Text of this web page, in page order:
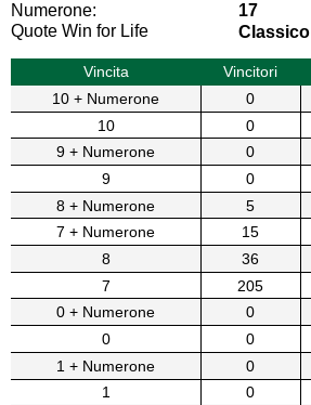
Numerone:
17
Quote Win for Life
Classico
Vincita Vincitori
10 + Numerone
0
10
0
9 + Numerone
0
9
0
8 + Numerone
5
7 + Numerone
15
8
36
7
205
0 + Numerone
0
0
0
1 + Numerone
0
1
0